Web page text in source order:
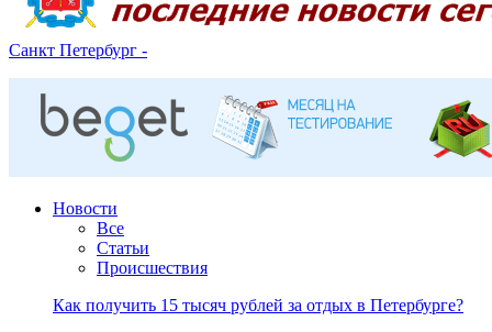
Санкт Петербург -
Новости
Все
Статьи
Происшествия
Как получить 15 тысяч рублей за отдых в Петербурге?